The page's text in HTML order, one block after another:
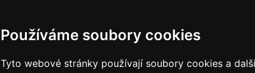
Používáme soubory cookies
Tyto webové stránky používají soubory cookies a